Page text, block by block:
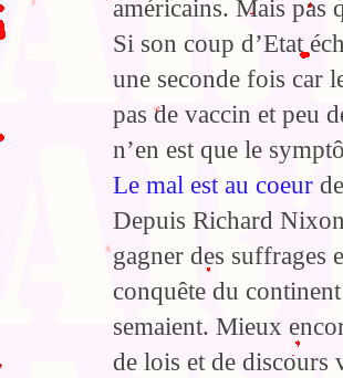
américains. Mais pas
Si son coup d’Etat
une seconde fois car
pas de vaccin et peu
n’en est que le
Le mal est au coeur
Depuis Richard
gagner des suffrages
conquête du
semaient. Mieux
de lois et de discours